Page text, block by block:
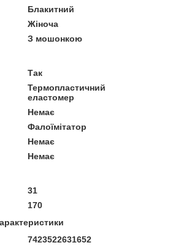
Блакитний
Жіноча
З мошонкою
Так
Термопластичний
еластомер
Немає
Фалоїмітатор
Немає
Немає
31
170
7423522631652